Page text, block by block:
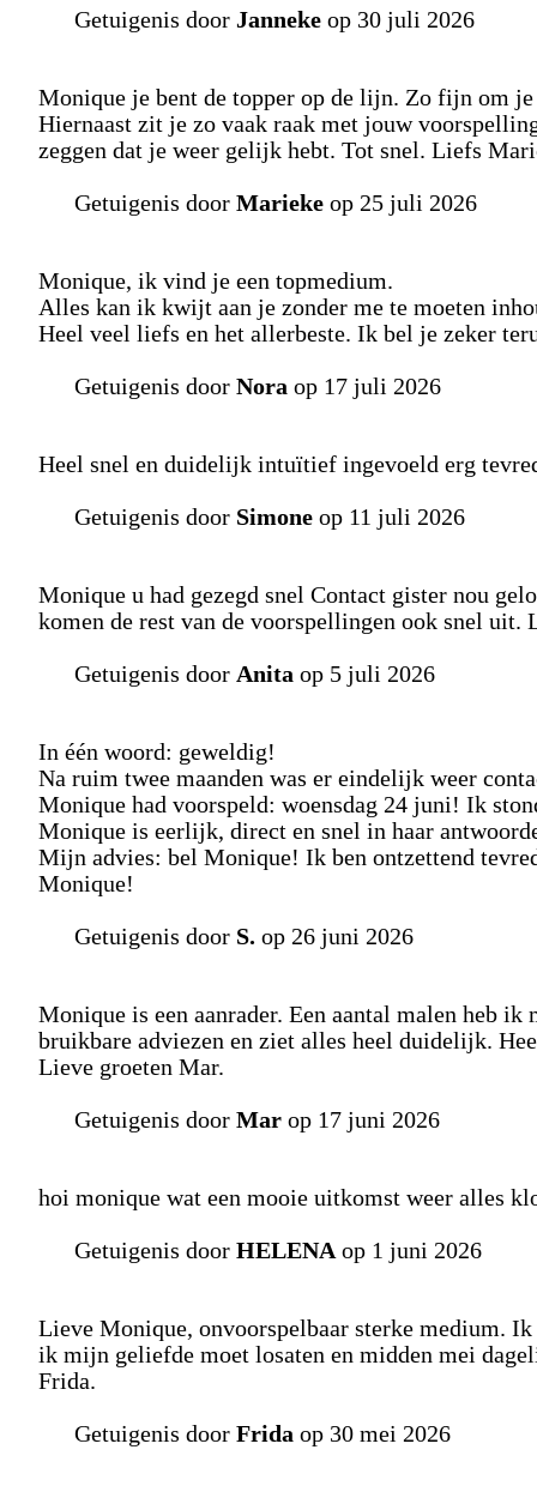
Getuigenis door Janneke op 30 juli 2026
Monique je bent de topper op de lijn. Zo fijn om
Hiernaast zit je zo vaak raak met jouw
zeggen dat je weer gelijk hebt. Tot snel. Liefs
Getuigenis door Marieke op 25 juli 2026
Monique, ik vind je een topmedium.
Alles kan ik kwijt aan je zonder me te moeten
Heel veel liefs en het allerbeste. Ik bel je zeker
Getuigenis door Nora op 17 juli 2026
Heel snel en duidelijk intuïtief ingevoeld erg
Getuigenis door Simone op 11 juli 2026
Monique u had gezegd snel Contact gister nou
komen de rest van de voorspellingen ook snel uit.
Getuigenis door Anita op 5 juli 2026
In één woord: geweldig!
Na ruim twee maanden was er eindelijk weer
Monique had voorspeld: woensdag 24 juni! Ik
Monique is eerlijk, direct en snel in haar
Mijn advies: bel Monique! Ik ben ontzettend
Monique!
Getuigenis door S. op 26 juni 2026
Monique is een aanrader. Een aantal malen heb
bruikbare adviezen en ziet alles heel duidelijk.
Lieve groeten Mar.
Getuigenis door Mar op 17 juni 2026
hoi monique wat een mooie uitkomst weer alles
Getuigenis door HELENAop 1 juni 2026
Lieve Monique, onvoorspelbaar sterke medium.
ik mijn geliefde moet losaten en midden mei
Frida.
Getuigenis door Frida op 30 mei 2026